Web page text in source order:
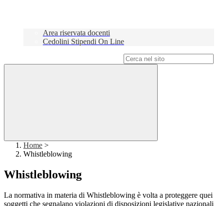
Area riservata docenti
Cedolini Stipendi On Line
Home >
Whistleblowing
Whistleblowing
La normativa in materia di Whistleblowing è volta a proteggere quei
soggetti che segnalano violazioni di disposizioni legislative nazionali